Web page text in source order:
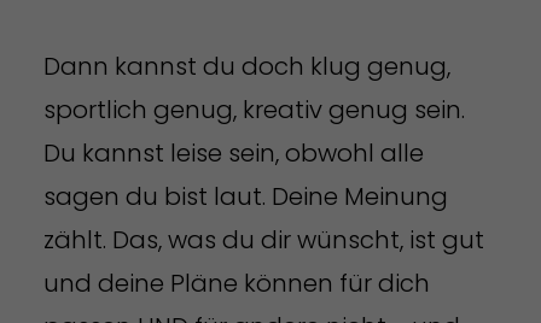
Dann kannst du doch klug genug,
sportlich genug, kreativ genug sein.
Du kannst leise sein, obwohl alle
sagen du bist laut. Deine Meinung
zählt. Das, was du dir wünscht, ist gut
und deine Pläne können für dich